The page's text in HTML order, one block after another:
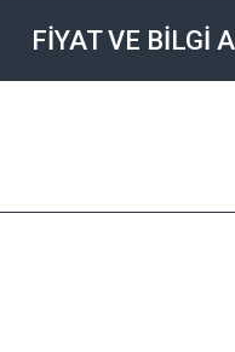
FİYAT VE BİLGİ